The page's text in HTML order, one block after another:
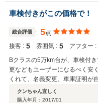
車検付きがこの価格で！
総合評価 5点
接客 : 5 雰囲気 : 5 アフター :
Bクラスの5万km台が、車検付
更などもユーザーになるべく安
くれて、名義変更、車庫証明が
クンちゃん宜しく
購入年月： 2017/01